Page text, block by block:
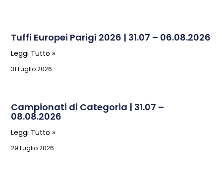
Tuffi Europei Parigi 2026 | 31.07 – 06.08.2026
Leggi Tutto »
31 Luglio 2026
Campionati di Categoria | 31.07 –
08.08.2026
Leggi Tutto »
29 Luglio 2026